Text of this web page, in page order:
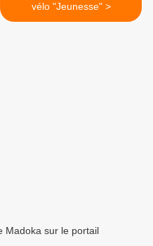
vélo "Jeunesse" >
Madoka sur le portail